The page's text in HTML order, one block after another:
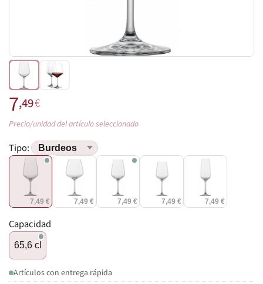
7,49€
Precio/unidad del artículo seleccionado
Tipo:
7,49 € 7,49 € 7,49 € 7,49 € 7,49 €
Capacidad
65,6 cl
Artículos con entrega rápida